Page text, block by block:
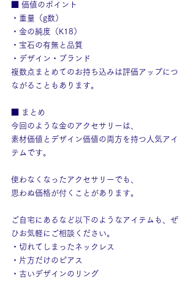
■ 価値のポイント
・重量（g数）
・金の純度（K18）
・宝石の有無と品質
・デザイン・ブランド
複数点まとめてのお持ち込みは評価アップにつ
ながることもあります。
■ まとめ
今回のような金のアクセサリーは、
素材価値とデザイン価値の両方を持つ人気アイ
テムです。
使わなくなったアクセサリーでも、
思わぬ価格が付くことがあります。
ご自宅にあるなど以下のようなアイテムも、ぜ
ひお気軽にご相談ください。
・切れてしまったネックレス
・片方だけのピアス
・古いデザインのリング